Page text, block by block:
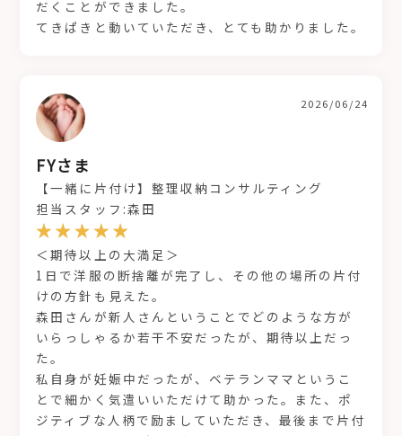
だくことができました。
てきぱきと動いていただき、とても助かりました。
FYさま
2026/06/24
【一緒に片付け】整理収納コンサルティング
担当スタッフ:森田
＜期待以上の大満足＞
1日で洋服の断捨離が完了し、その他の場所の片付
けの方針も見えた。
森田さんが新人さんということでどのような方が
いらっしゃるか若干不安だったが、期待以上だっ
た。
私自身が妊娠中だったが、ベテランママというこ
とで細かく気遣いいただけて助かった。また、ポ
ジティブな人柄で励ましていただき、最後まで片付